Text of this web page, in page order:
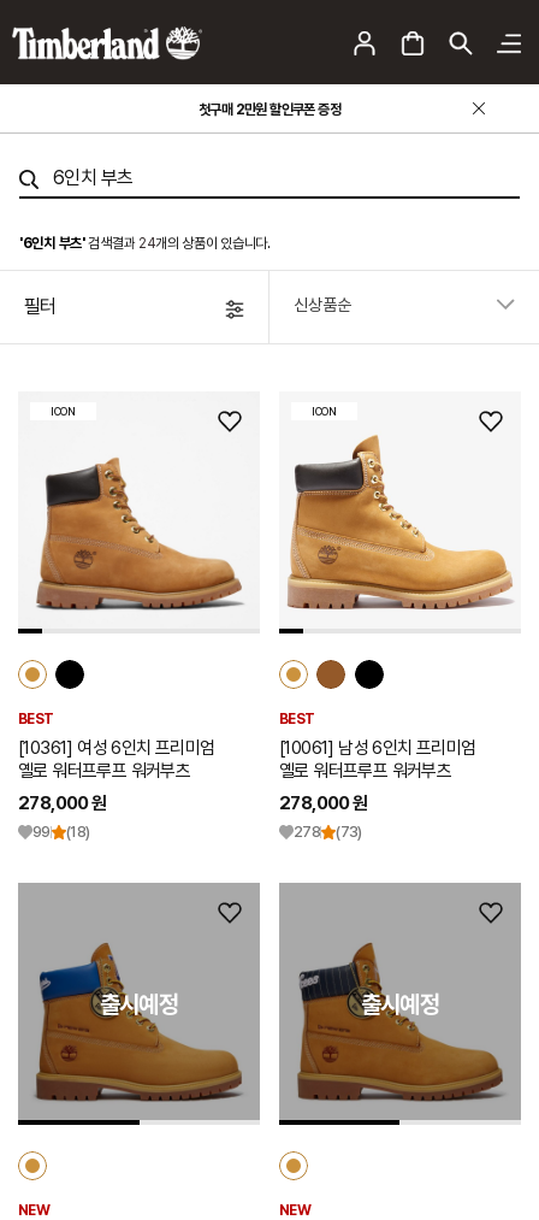
첫구매 2만원 할인쿠폰 증정
'6인치 부츠'검색결과 24개의 상품이 있습니다.
필터
위
추
가
ICON
BEST
[10361] 여성 6인치 프리미엄
옐로 워터프루프 워커부츠
278,000 원
99 (18)
위
트
추
가
ICON
BEST
[10061] 남성 6인치 프리미엄
옐로 워터프루프 워커부츠
278,000 원
278 (73)
출시예정 출시예정
위
추
가
NEW
출시예정
위
추
가
NEW